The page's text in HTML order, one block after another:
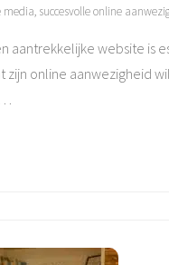
media, succesvolle online
aantrekkelijke website is
zijn online aanwezigheid
…